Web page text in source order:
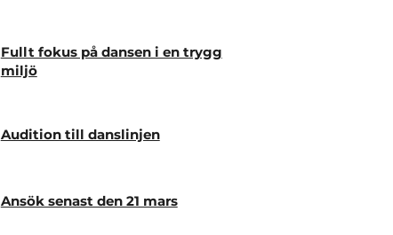
Fullt fokus på dansen i en trygg
miljö
Audition till danslinjen
Ansök senast den 21 mars